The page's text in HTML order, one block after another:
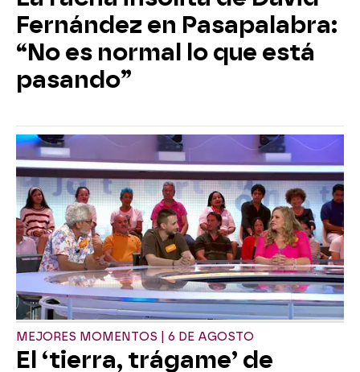
Fernández en Pasapalabra:
“No es normal lo que está
pasando”
MEJORES MOMENTOS | 6 DE AGOSTO
El ‘tierra, trágame’ de